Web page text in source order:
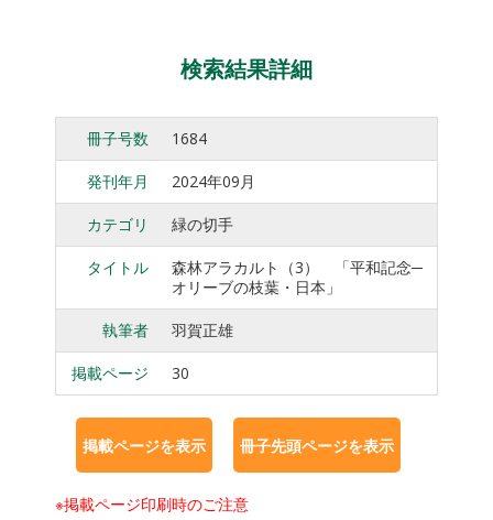
検索結果詳細
冊子号数 1684
発刊年月 2024年09月
カテゴリ 緑の切手
タイトル
森林アラカルト（3） 「平和記念─
オリーブの枝葉・日本」
執筆者 羽賀正雄
掲載ページ 30
※掲載ページ印刷時のご注意